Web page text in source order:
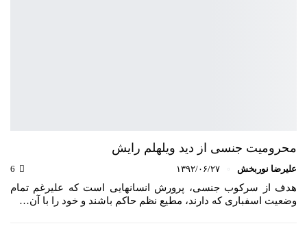
محرومیت جنسی از دید ویلهلم رایش
علیرضا نوربخش ۱۳۹۲/۰۶/۲۷
هدف از سرکوب جنسی، پرورش انسانهایی است که علیرغم تمام
وضعیت اسفباری که دارند، مطیع نظم حاکم باشند و خود را با آن…